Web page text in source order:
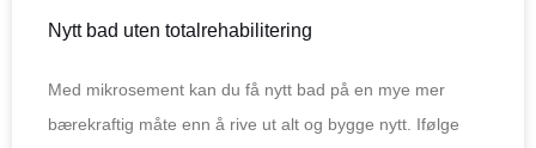
Nytt bad uten totalrehabilitering
Med mikrosement kan du få nytt bad på en mye mer
bærekraftig måte enn å rive ut alt og bygge nytt. Ifølge